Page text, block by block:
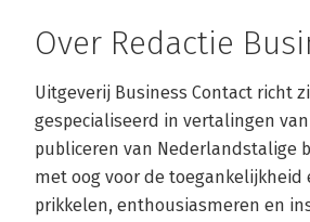
Over Redactie
Uitgeverij Business Contact richt
gespecialiseerd in vertalingen
publiceren van Nederlandstalige
met oog voor de toegankelijkheid
prikkelen, enthousiasmeren en